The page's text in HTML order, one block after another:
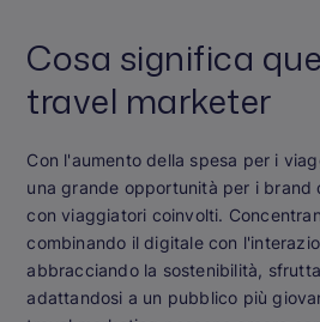
Cosa significa
travel marketer
Con l'aumento della spesa per i
una grande opportunità per i brand
con viaggiatori coinvolti.
combinando il digitale con
abbracciando la sostenibilità,
adattandosi a un pubblico più